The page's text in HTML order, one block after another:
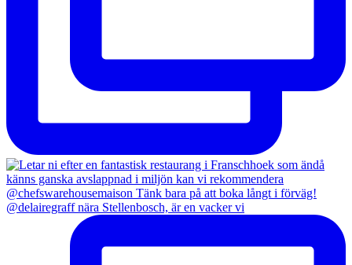
@delairegraff nära Stellenbosch, är en vacker vi